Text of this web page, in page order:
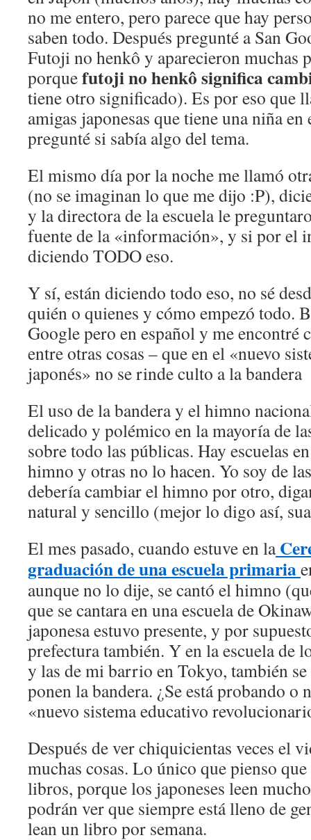
no me entero, pero parece que hay
saben todo. Después pregunté a San
Futoji no henkô y aparecieron muchas
porquefutoji no henkô significa
tiene otro significado). Es por eso que
amigas japonesas que tiene una niña
pregunté si sabía algo del tema.
El mismo día por la noche me llamó
(no se imaginan lo que me dijo :P),
y la directora de la escuela le
fuente de la «información», y si por el
diciendo TODO eso.
Y sí, están diciendo todo eso, no sé
quién o quienes y cómo empezó todo.
Google pero en español y me encontré
entre otras cosas – que en el «nuevo
japonés» no se rinde culto a la
El uso de la bandera y el himno
delicado y polémico en la mayoría de
sobre todo las públicas. Hay escuelas
himno y otras no lo hacen. Yo soy de
debería cambiar el himno por otro,
natural y sencillo (mejor lo digo así,
El mes pasado, cuando estuve en la
graduación de una escuela primaria
aunque no lo dije, se cantó el himno
que se cantara en una escuela de
japonesa estuvo presente, y por
prefectura también. Y en la escuela de
y las de mi barrio en Tokyo, también
ponen la bandera. ¿Se está probando o
«nuevo sistema educativo
Después de ver chiquicientas veces el
muchas cosas. Lo único que pienso
libros, porque los japoneses leen
podrán ver que siempre está lleno de
lean un libro por semana.